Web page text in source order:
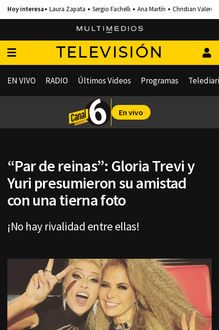
Laura Zapata Sergio Fachelli Ana Martín Christian Valero
TELEVISIÓN
EN VIVO RADIO Últimos Videos Programas
En vivo
“Par de reinas”: Gloria Trevi y
Yuri presumieron su amistad
con una tierna foto
¡No hay rivalidad entre ellas!